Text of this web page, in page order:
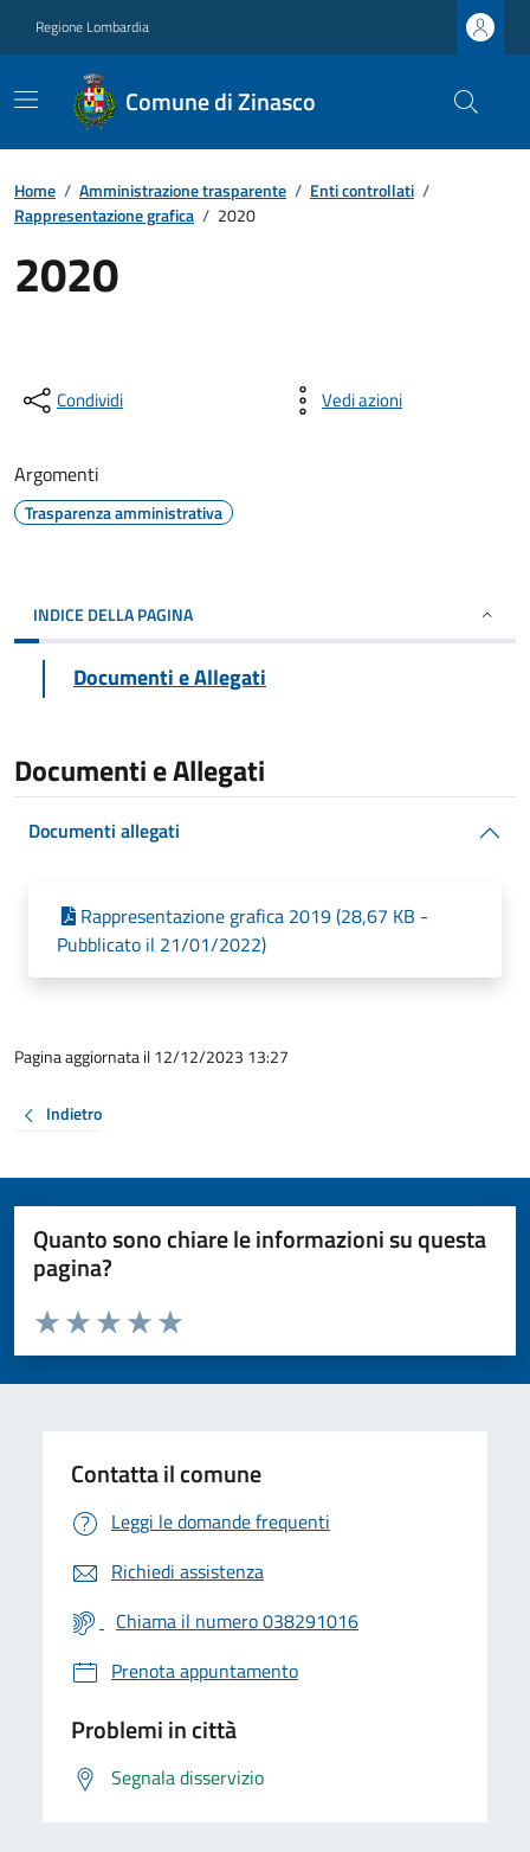
Regione Lombardia
Comune di Zinasco
Home / Amministrazione trasparente / Enti controllati /
Rappresentazione grafica / 2020
2020
Condividi Vedi azioni
Argomenti
Trasparenza amministrativa
INDICE DELLA PAGINA
Documenti e Allegati
Documenti e Allegati
Documenti allegati
Rappresentazione grafica 2019 (28,67 KB -
Pubblicato il 21/01/2022)
Pagina aggiornata il 12/12/2023 13:27
Indietro
Quanto sono chiare le informazioni su questa
pagina?
Valuta da 1 a 5 stelle la pagina
Valuta 5 stelle su 5
Valuta 4 stelle su 5
Valuta 3 stelle su 5
Valuta 2 stelle su 5
Valuta 1 stelle su 5
Contatta il comune
Leggi le domande frequenti
Richiedi assistenza
Chiama il numero 038291016
Prenota appuntamento
Problemi in città
Segnala disservizio